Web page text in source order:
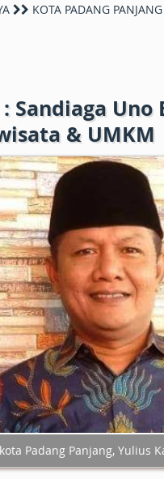
KOTA PADANG PANJANG
Sandiaga Uno
& UMKM
Padang Panjang, Yulius